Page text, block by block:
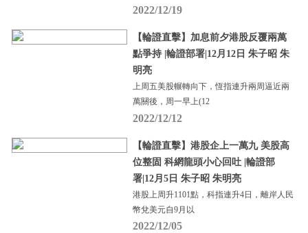
2022/12/19
【輪證直擊】加息前夕港股反覆兩萬
點爭持 |輪證部署|12月12日 朱子昭 朱
明亮
上周五美股輾轉向下，恆指連升兩周逼近兩
萬關後，周一早上(12
2022/12/12
【輪證直擊】港股企上一萬九 美股高
位整固 科網龍頭小心回吐 |輪證部
署|12月5日 朱子昭 朱明亮
港股上周升1101點，科指連升4日，離岸人民
幣兌美元自9月以
2022/12/05